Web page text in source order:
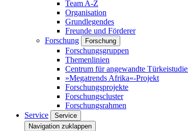
Team A-Z
Organisation
Grundlegendes
Freunde und Förderer
Forschung
Forschung
Forschungsgruppen
Themenlinien
Centrum für angewandte
»Megatrends Afrika«-Projekt
Forschungsprojekte
Forschungscluster
Forschungsrahmen
Service
Service
Navigation zuklappen